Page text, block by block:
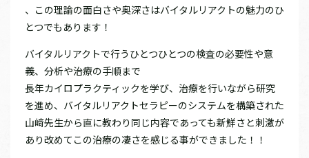
、この理論の面白さや奥深さはバイタルリアクトの魅力のひ
とつでもあります！
バイタルリアクトで行うひとつひとつの検査の必要性や意
義、分析や治療の手順まで
長年カイロプラクティックを学び、治療を行いながら研究
を進め、バイタルリアクトセラピーのシステムを構築された
山﨑先生から直に教わり同じ内容であっても新鮮さと刺激が
あり改めてこの治療の凄さを感じる事ができました！！